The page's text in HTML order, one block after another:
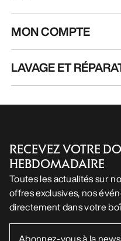
MON COMPTE
LAVAGE ET
RECEVEZ VOTRE
HEBDOMADAIRE
Toutes les actualités sur
offres exclusives, nos
directement dans votre